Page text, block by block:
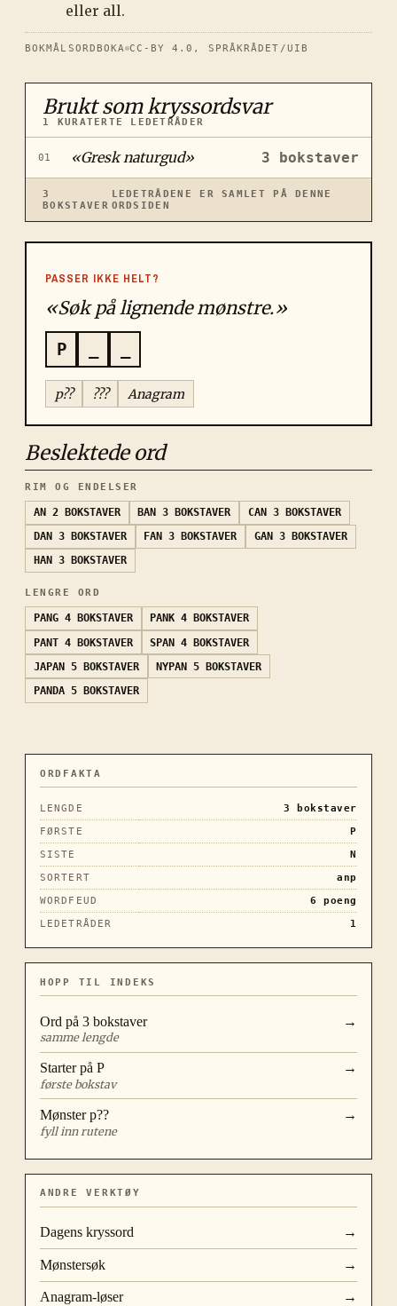
eller all.
BOKMÅLSORDBOKA CC-BY 4.0, SPRÅKRÅDET/UIB
Brukt som kryssordsvar
1 KURATERTE LEDETRÅDER
01 «Gresk naturgud» 3 bokstaver
3
BOKSTAVER
LEDETRÅDENE ER SAMLET PÅ DENNE
ORDSIDEN
PASSER IKKE HELT?
«Søk på lignende mønstre.»
P
p?? ??? Anagram
Beslektede ord
RIM OG ENDELSER
AN 2 BOKSTAVER BAN 3 BOKSTAVER CAN
3 BOKSTAVER
DAN
3 BOKSTAVER FAN 3 BOKSTAVER GAN
3 BOKSTAVER
HAN
3 BOKSTAVER
LENGRE ORD
PANG 4 BOKSTAVER PANK 4 BOKSTAVER
PANT 4 BOKSTAVER SPAN 4 BOKSTAVER
JAPAN 5 BOKSTAVER NYPAN 5 BOKSTAVER
PANDA 5 BOKSTAVER
ORDFAKTA
LENGDE 3
bokstaver
FØRSTE
P
SISTE
N
SORTERT
anp
WORDFEUD
6
poeng
LEDETRÅDER
1
HOPP TIL INDEKS
Ord på 3 bokstaver
samme lengde
→
Starter på P
første bokstav
→
Mønsterp??
fyll inn rutene
→
ANDRE VERKTØY
Dagens kryssord →
Mønstersøk →
Anagram-løser →